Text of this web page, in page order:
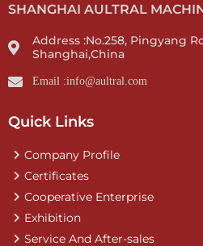
SHANGHAI AULTRAL
Address :No.258, Pingyang
Shanghai,China
Email :info@aultral.com
Quick Links
Company Profile
Certificates
Cooperative Enterprise
Exhibition
Service And After-sales